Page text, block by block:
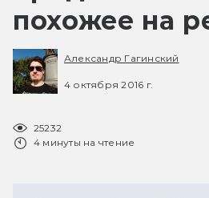
похожее на
Александр Гагинский
4 октября 2016 г.
25232
4 минуты на чтение